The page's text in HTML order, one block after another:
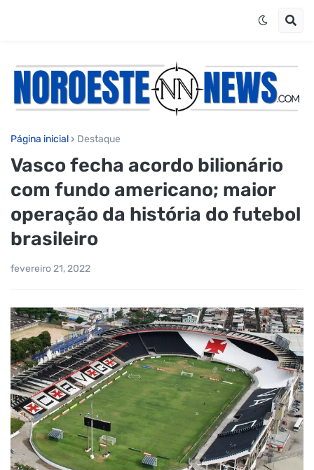
Página inicial Destaque
Vasco fecha acordo bilionário
com fundo americano; maior
operação da história do futebol
brasileiro
fevereiro 21, 2022